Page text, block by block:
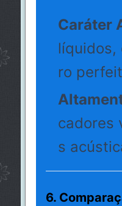
Caráter
líquidos,
ro
cadores
s
6.